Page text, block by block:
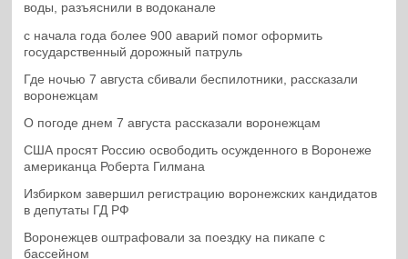
воды, разъяснили в водоканале
с начала года более 900 аварий помог оформить
государственный дорожный патруль
Где ночью 7 августа сбивали беспилотники, рассказали
воронежцам
О погоде днем 7 августа рассказали воронежцам
США просят Россию освободить осужденного в Воронеже
американца Роберта Гилмана
Избирком завершил регистрацию воронежских кандидатов
в депутаты ГД РФ
Воронежцев оштрафовали за поездку на пикапе с
бассейном